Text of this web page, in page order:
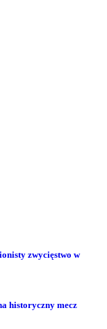
zwycięstwo w
historyczny mecz